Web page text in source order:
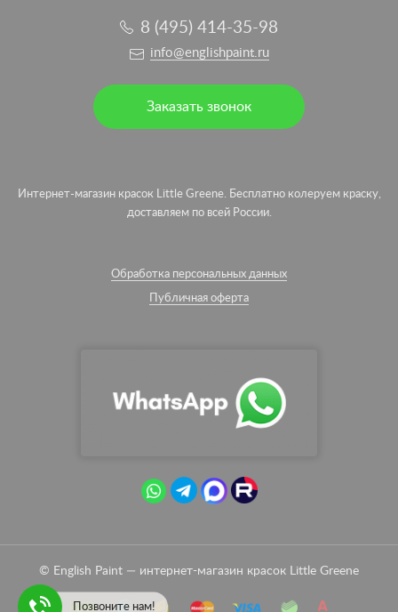
8 (495) 414-35-98
info@englishpaint.ru
Заказать звонок
Интернет-магазин красок Little Greene. Бесплатно колеруем краску,
доставляем по всей России.
Обработка персональных данных
Публичная оферта
© English Paint — интернет-магазин красок Little Greene
Позвоните нам!